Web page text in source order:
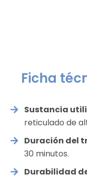
Ficha
Sustancia
reticulado de
Duración del
30 minutos.
Durabilidad